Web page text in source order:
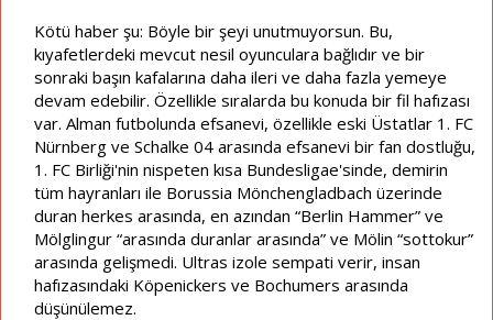
Kötü haber şu: Böyle bir şeyi unutmuyorsun. Bu,
kıyafetlerdeki mevcut nesil oyunculara bağlıdır ve bir
sonraki başın kafalarına daha ileri ve daha fazla yemeye
devam edebilir. Özellikle sıralarda bu konuda bir fil hafızası
var. Alman futbolunda efsanevi, özellikle eski Üstatlar 1. FC
Nürnberg ve Schalke 04 arasında efsanevi bir fan dostluğu,
1. FC Birliği'nin nispeten kısa Bundesligae'sinde, demirin
tüm hayranları ile Borussia Mönchengladbach üzerinde
duran herkes arasında, en azından “Berlin Hammer” ve
Mölglingur “arasında duranlar arasında” ve Mölin “sottokur”
arasında gelişmedi. Ultras izole sempati verir, insan
hafızasındaki Köpenickers ve Bochumers arasında
düşünülemez.